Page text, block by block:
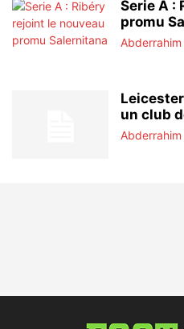
Serie A :
promu
Abderrahim
un club
Abderrahim